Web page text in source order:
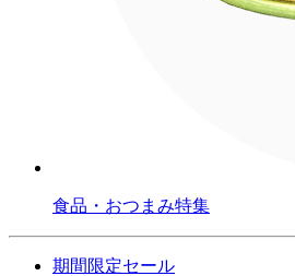
食品・おつまみ特集
期間限定セール